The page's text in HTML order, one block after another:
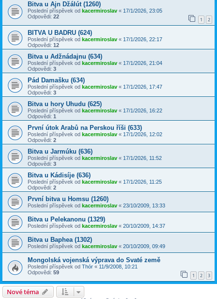
Bitva u Ajn Džálút (1260)
Poslední příspěvek od kacermiroslav « 17/1/2026, 23:05
Odpovědi: 22 1 2
BITVA U BADRU (624)
Poslední příspěvek od kacermiroslav « 17/1/2026, 22:17
Odpovědi: 12
Bitva u Adžnádajnu (634)
Poslední příspěvek od kacermiroslav « 17/1/2026, 21:04
Odpovědi: 3
Pád Damašku (634)
Poslední příspěvek od kacermiroslav « 17/1/2026, 17:47
Odpovědi: 3
Bitva u hory Uhudu (625)
Poslední příspěvek od kacermiroslav « 17/1/2026, 16:22
Odpovědi: 1
První útok Arabů na Perskou říši (633)
Poslední příspěvek od kacermiroslav « 17/1/2026, 12:02
Odpovědi: 2
Bitva u Jarmúku (636)
Poslední příspěvek od kacermiroslav « 17/1/2026, 11:52
Odpovědi: 3
Bitva u Kádisíje (636)
Poslední příspěvek od kacermiroslav « 17/1/2026, 11:25
Odpovědi: 2
První bitva u Homsu (1260)
Poslední příspěvek od kacermiroslav « 23/10/2009, 13:33
Bitva u Pelekanonu (1329)
Poslední příspěvek od kacermiroslav « 20/10/2009, 14:37
Bitva u Baphea (1302)
Poslední příspěvek od kacermiroslav « 20/10/2009, 09:49
Mongolská vojenská výprava do Svaté země
Poslední příspěvek od Thór « 11/9/2008, 10:21
Odpovědi: 59 1 2 3
Nové téma